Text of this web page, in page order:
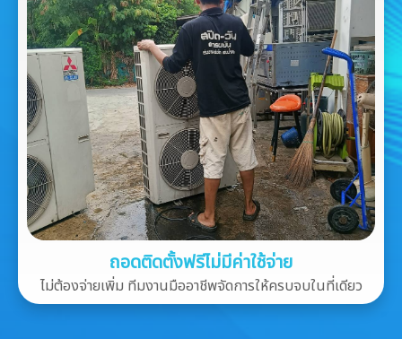
ถอดติดตั้งฟรีไม่มีค่าใช้จ่าย
ไม่ต้องจ่ายเพิ่ม ทีมงานมืออาชีพจัดการให้ครบจบในที่เดียว